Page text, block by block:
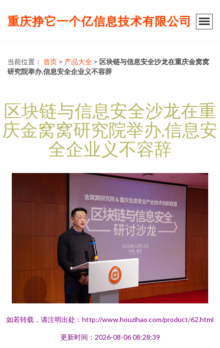
重庆挣它一个亿信息技术有限公司
当前位置： 首页 > 产品大全 > 区块链与信息安全沙龙在重庆金窝窝
研究院举办,信息安全企业义不容辞
区块链与信息安全沙龙在重
庆金窝窝研究院举办,信息安
全企业义不容辞
如若转载，请注明出处：http://www.houzihao.com/product/62.html
更新时间：2026-08-06 08:28:39